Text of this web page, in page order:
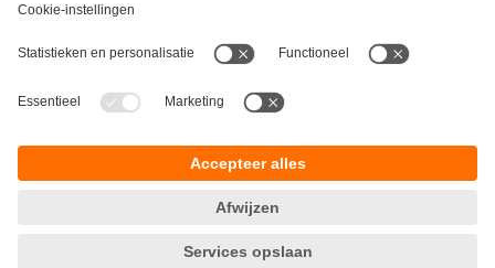
Garantievoorwaarden
Toegankelijkheid
Responsible Disclosure
Zuiderlaan 91 - B6
email info.be@ifm.com